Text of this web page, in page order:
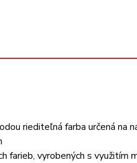
riediteľná farba určená
farieb, vyrobených s využitím